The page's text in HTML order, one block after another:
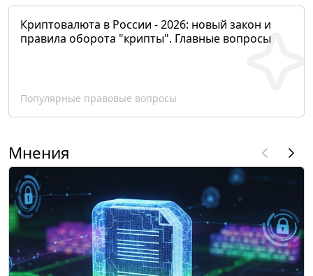
Криптовалюта в России - 2026: новый закон и
правила оборота "крипты". Главные вопросы
Популярные правовые вопросы
Мнения